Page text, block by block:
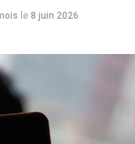
le 8 juin 2026